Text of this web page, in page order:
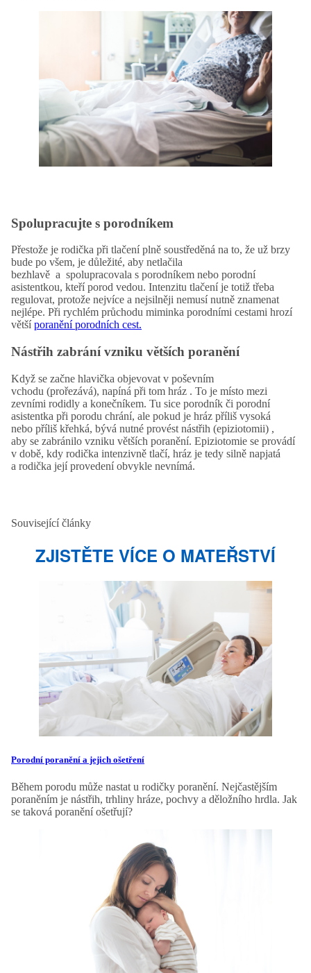
Spolupracujte s porodníkem
Přestože je rodička při tlačení plně soustředěná na to, že už brzy
bude po všem, je důležité, aby netlačila
bezhlavě a spolupracovala s porodníkem nebo porodní
asistentkou, kteří porod vedou. Intenzitu tlačení je totiž třeba
regulovat, protože nejvíce a nejsilněji nemusí nutně znamenat
nejlépe. Při rychlém průchodu miminka porodními cestami hrozí
většíporanění porodních cest.
Nástřih zabrání vzniku větších poranění
Když se začne hlavička objevovat v poševním
vchodu (prořezává), napíná při tom hráz . To je místo mezi
zevními rodidly a konečníkem. Tu sice porodník či porodní
asistent­ka při porodu chrání, ale pokud je hráz příliš vysoká
nebo příliš křehká, bývá nutné provést nástřih (epiziotomii) ,
aby se zabránilo vzniku větších poranění. Epiziotomie se pro­vádí
v době, kdy rodička intenzivně tlačí, hráz je tedy silně napjatá
a rodička její provedení obvykle nevnímá.
Související články
ZJISTĚTE VÍCE O MATEŘSTVÍ
Porodní poranění a jejich ošetření
Během porodu může nastat u rodičky poranění. Nejčastějším
poraněním je nástřih, trhliny hráze, pochvy a děložního hrdla. Jak
se taková poranění ošetřují?